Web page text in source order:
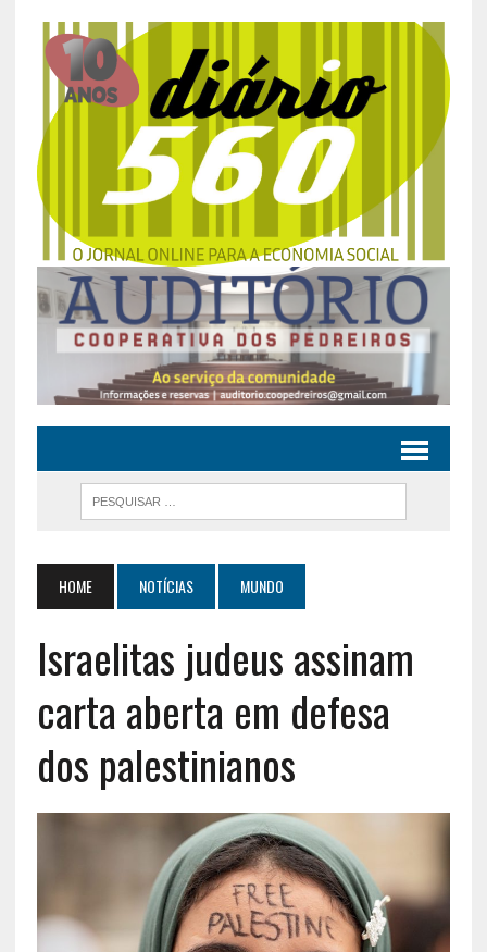
HOME NOTÍCIAS MUNDO
Israelitas judeus assinam
carta aberta em defesa
dos palestinianos